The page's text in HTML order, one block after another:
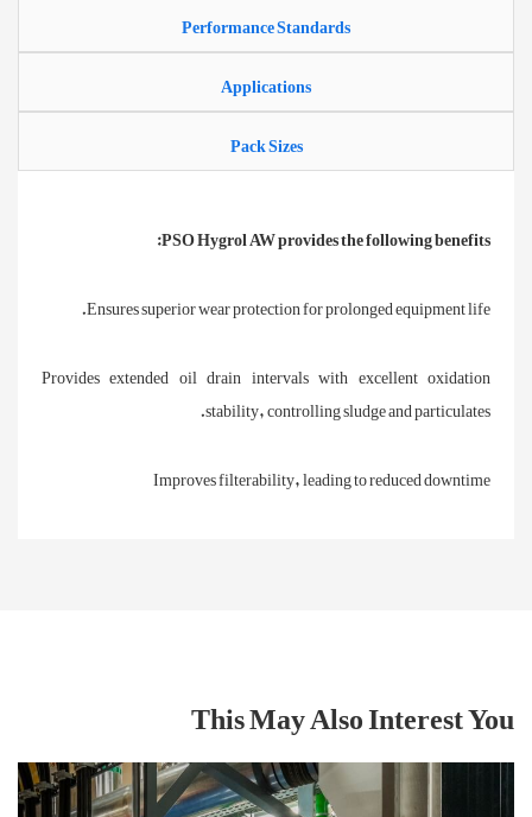
Performance Standards
Applications
Pack Sizes
PSO Hygrol AW provides the following benefits:
Ensures superior wear protection for prolonged equipment life.
Provides extended oil drain intervals with excellent oxidation
stability, controlling sludge and particulates.
Improves filterability, leading to reduced downtime
This May Also Interest You